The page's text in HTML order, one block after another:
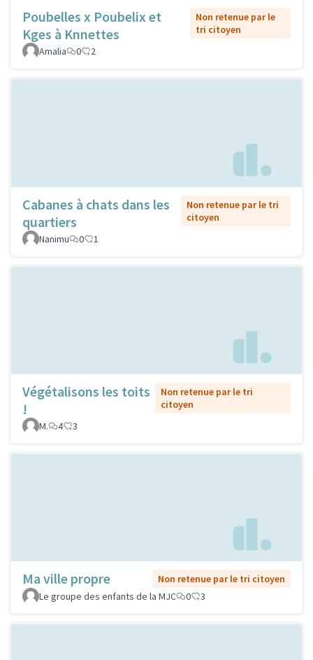
Poubelles x Poubelix et
Kges à Knnettes
Non retenue par le
tri citoyen
Amalia
0 2
Cabanes à chats dans les
quartiers
Non retenue par le tri
citoyen
Nanimu
0 1
Végétalisons les toits
!
Non retenue par le tri
citoyen
M.
4 3
Ma ville propre
Non retenue par le tri citoyen
Le groupe des enfants de la MJC
0 3